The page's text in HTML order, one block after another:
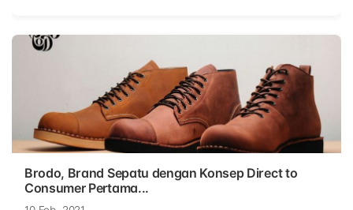
Brodo, Brand Sepatu dengan Konsep Direct to
Consumer Pertama...